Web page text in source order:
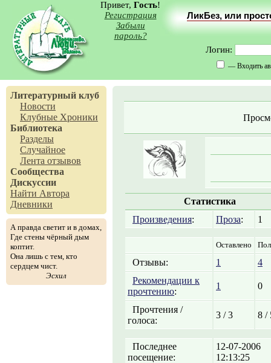
Привет, Гость!
Регистрация
Забыли
пароль?
ЛикБез, или
Логин:
— Входить
Литературный клуб
Новости
Клубные Хроники
Библиотека
Разделы
Случайное
Лента отзывов
Сообщества
Дискуссии
Найти Автора
Дневники
А правда светит и в домах,
Где стены чёрный дым
коптит.
Она лишь с тем, кто
сердцем чист.
Эсхил
Статистика
Произведения: Проза: 1
Оставлено
Отзывы: 1
4
Рекомендации к
прочтению:
1 0
Прочтения /
голоса:
3 / 3 8 /
Последнее
посещение:
12-07-2006
12:13:25